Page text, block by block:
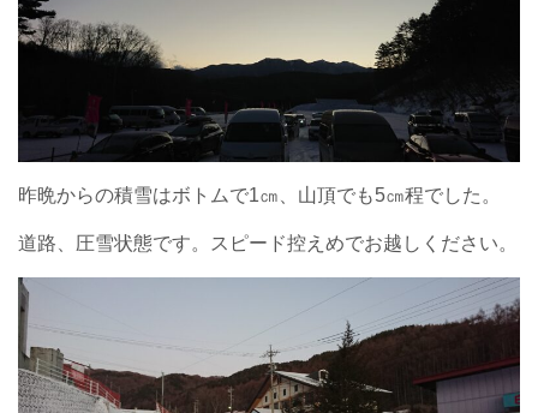
昨晩からの積雪はボトムで1㎝、山頂でも5㎝程でした。
道路、圧雪状態です。スピード控えめでお越しください。